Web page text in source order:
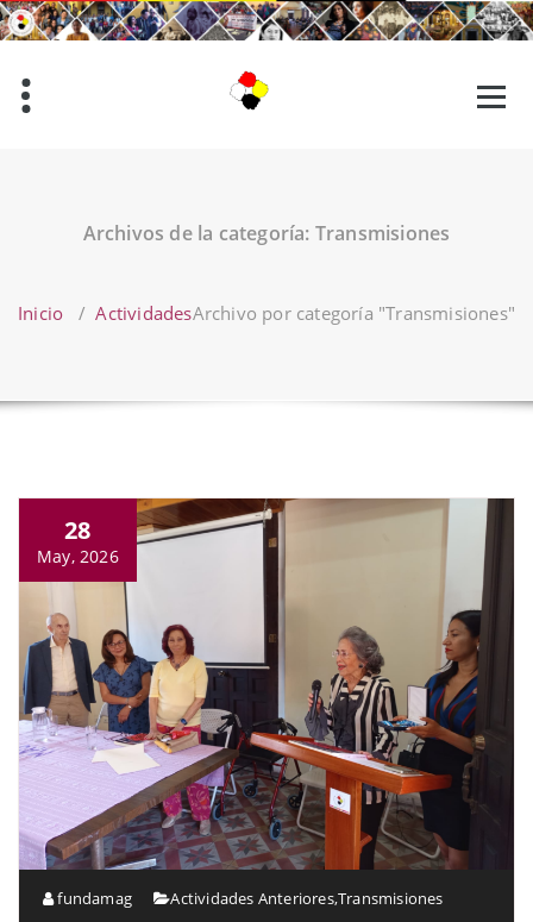
Saltar
al
Archivos de la categoría: Transmisiones
Inicio /ActividadesArchivo por categoría "Transmisiones"
28
May, 2026
fundamag Actividades Anteriores,Transmisiones